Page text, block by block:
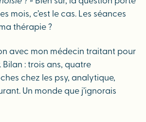
mois, c’est le cas. Les séances
thérapie ?
avec mon médecin traitant pour
: trois ans, quatre
chez les psy, analytique,
Un monde que j’ignorais